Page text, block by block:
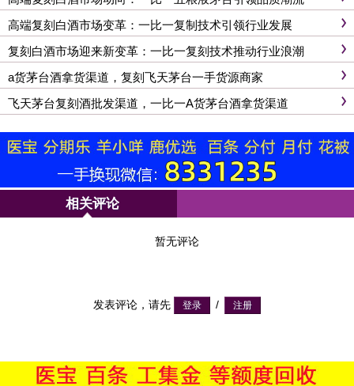
高端复刻白酒市场变革：一比一复制技术引领行业发展
复刻白酒市场迎来新变革：一比一复刻技术推动行业浪潮
a货茅台酒拿货渠道，复刻飞天茅台一手货源商家
飞天茅台复刻酒批发渠道，一比一A货茅台酒拿货渠道
相关评论
暂无评论
发表评论，请先 /